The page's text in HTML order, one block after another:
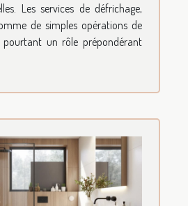
Les services de défrichage,
de simples opérations de
pourtant un rôle prépondérant